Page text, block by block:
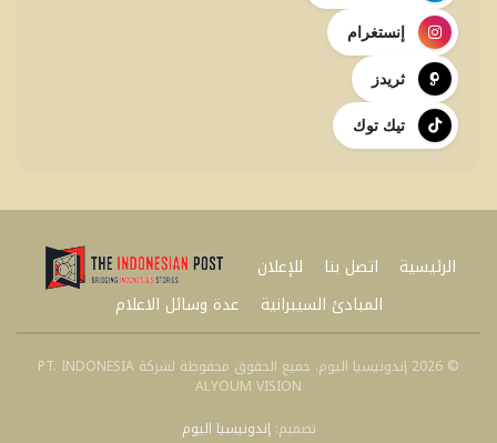
إنستغرام
ثريدز
تيك توك
الرئيسية اتصل بنا
للإعلان
المبادئ السيبرانية
عدة وسائل الاعلام
© 2026 إندونيسيا اليوم. جميع الحقوق محفوظة لشركة PT. INDONESIA
ALYOUM VISION
تصميم:إندونيسيا اليوم